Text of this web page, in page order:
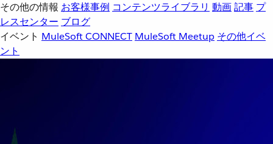
その他の情報 お客様事例 コンテンツライブラリ 動画記事 プ
レスセンター ブログ
イベント MuleSoft CONNECT MuleSoft Meetup その他イベ
ント